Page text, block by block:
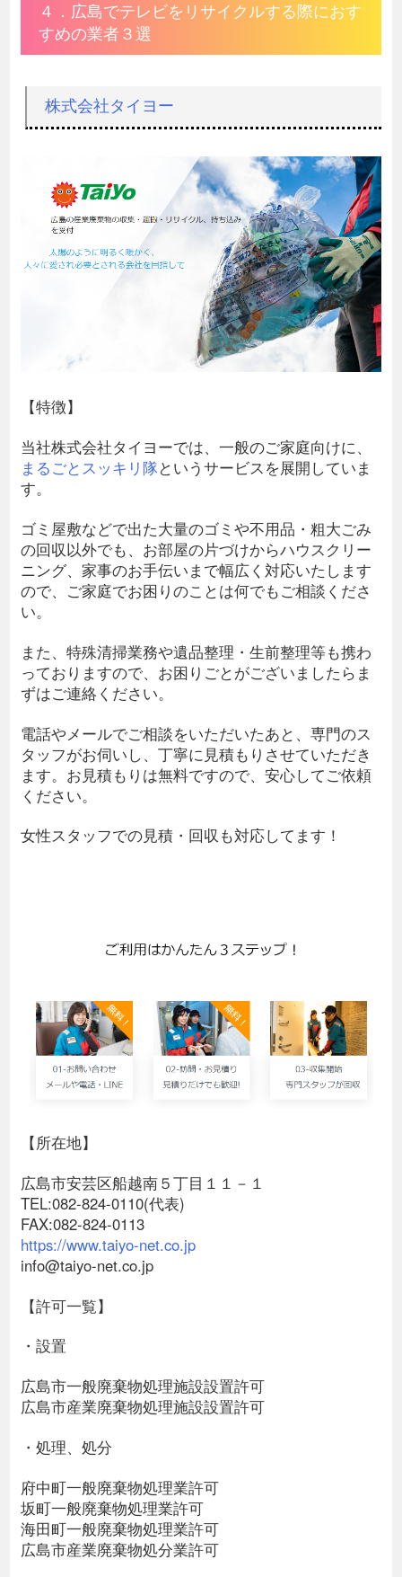
４．広島でテレビをリサイクルする際におす
すめの業者３選
株式会社タイヨー
【特徴】
当社株式会社タイヨーでは、一般のご家庭向けに、
まるごとスッキリ隊というサービスを展開していま
す。
ゴミ屋敷などで出た大量のゴミや不用品・粗大ごみ
の回収以外でも、お部屋の片づけからハウスクリー
ニング、家事のお手伝いまで幅広く対応いたします
ので、ご家庭でお困りのことは何でもご相談くださ
い。
また、特殊清掃業務や遺品整理・生前整理等も携わ
っておりますので、お困りごとがございましたらま
ずはご連絡ください。
電話やメールでご相談をいただいたあと、専門のス
タッフがお伺いし、丁寧に見積もりさせていただき
ます。お見積もりは無料ですので、安心してご依頼
ください。
女性スタッフでの見積・回収も対応してます！
【所在地】
広島市安芸区船越南５丁目１１－１
TEL:082-824-0110(代表)
FAX:082-824-0113
https://www.taiyo-net.co.jp
info@taiyo-net.co.jp
【許可一覧】
・設置
広島市一般廃棄物処理施設設置許可
広島市産業廃棄物処理施設設置許可
・処理、処分
府中町一般廃棄物処理業許可
坂町一般廃棄物処理業許可
海田町一般廃棄物処理業許可
広島市産業廃棄物処分業許可